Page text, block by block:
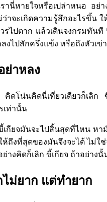
านี่หายใจหรือเปล่าหนอ อ
ว่าจะเกิดความรู้สึกอะไรขึ้น
รไปตาก แล้วเดินจงกรมทัน
งไปสักครึ่งแข้ง หรือถึงหัวเข่
ย่าหลง
คิดโน่นคิดนี่เที่ยวเดียวก็เ
เท่านั้น
เกียจมันจะไปสิ้นสุดที่ไหน ห
ห้ถึงที่สุดของมันจึงจะได้ ไม่
างคิดก็เลิก ขี้เกียจ ถ้าอย่าง
ม่ยาก แต่ทำยาก